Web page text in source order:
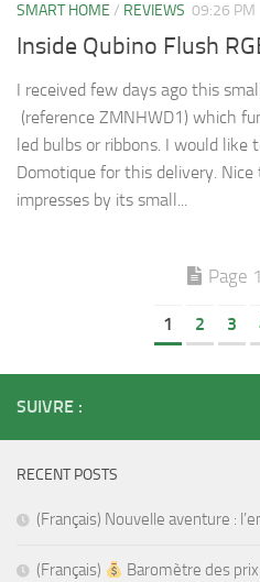
SMART HOME / REVIEWS 09:26 PM
Inside Qubino Flush
I received few days ago this
(reference ZMNHWD1) which
led bulbs or ribbons. I would
Domotique for this delivery.
impresses by its small...
Page
1 2 3
SUIVRE :
RECENT POSTS
(Français) Nouvelle aventure :
(Français) Baromètre des